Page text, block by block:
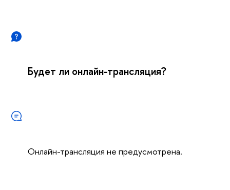
Будет ли онлайн-трансляция?
Онлайн-трансляция не предусмотрена.